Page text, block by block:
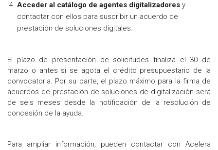
Acceder al catálogo de agentes digitalizadores y
contactar con ellos para suscribir un acuerdo de
prestación de soluciones digitales.
El plazo de presentación de solicitudes finaliza el 30 de
marzo o antes si se agota el crédito presupuestario de la
convocatoria. Por su parte, el plazo máximo para la firma de
acuerdos de prestación de soluciones de digitalización será
de seis meses desde la notificación de la resolución de
concesión de la ayuda.
Para ampliar información, pueden contactar con Acelera